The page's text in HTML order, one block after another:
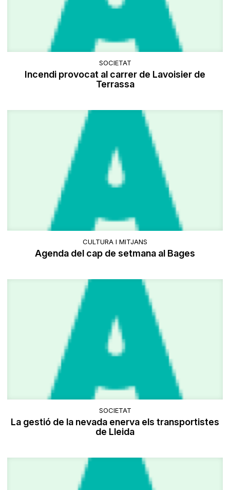
SOCIETAT
​Incendi provocat al carrer de Lavoisier de
Terrassa
CULTURA I MITJANS
Agenda del cap de setmana al Bages
SOCIETAT
La gestió de la nevada enerva els transportistes
de Lleida